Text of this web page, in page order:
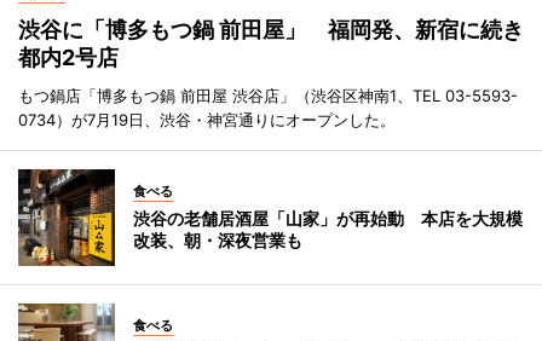
渋谷に「博多もつ鍋 前田屋」 福岡発、新宿に続き
都内2号店
もつ鍋店「博多もつ鍋 前田屋 渋谷店」（渋谷区神南1、TEL 03-5593-
0734）が7月19日、渋谷・神宮通りにオープンした。
食べる
渋谷の老舗居酒屋「山家」が再始動 本店を大規模
改装、朝・深夜営業も
食べる